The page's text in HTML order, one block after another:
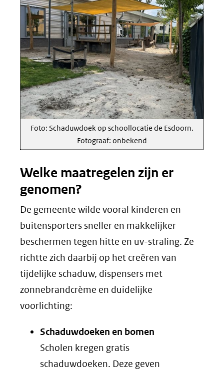
Foto: Schaduwdoek op schoollocatie de Esdoorn.
Fotograaf: onbekend
Welke maatregelen zijn er
genomen?
De gemeente wilde vooral kinderen en
buitensporters sneller en makkelijker
beschermen tegen hitte en uv-straling. Ze
richtte zich daarbij op het creëren van
tijdelijke schaduw, dispensers met
zonnebrandcrème en duidelijke
voorlichting:
Schaduwdoeken en bomen
Scholen kregen gratis
schaduwdoeken. Deze geven